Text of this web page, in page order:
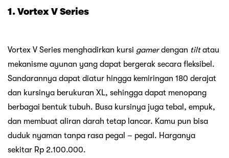
1. Vortex V Series
Vortex V Series menghadirkan kursi gamerdengan tiltatau
mekanisme ayunan yang dapat bergerak secara fleksibel.
Sandarannya dapat diatur hingga kemiringan 180 derajat
dan kursinya berukuran XL, sehingga dapat menopang
berbagai bentuk tubuh. Busa kursinya juga tebal, empuk,
dan membuat aliran darah tetap lancar. Kamu pun bisa
duduk nyaman tanpa rasa pegal – pegal. Harganya
sekitar Rp 2.100.000.